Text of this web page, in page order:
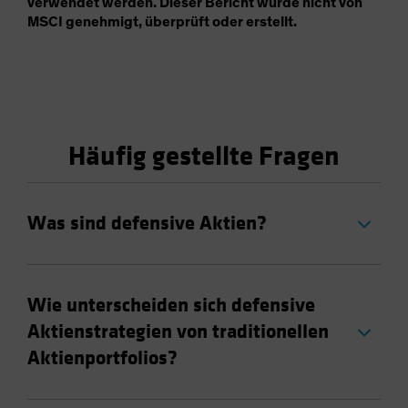
verwendet werden. Dieser Bericht wurde nicht von
MSCI genehmigt, überprüft oder erstellt.
Häufig gestellte Fragen
Was sind defensive Aktien?
Wie unterscheiden sich defensive
Aktienstrategien von traditionellen
Aktienportfolios?